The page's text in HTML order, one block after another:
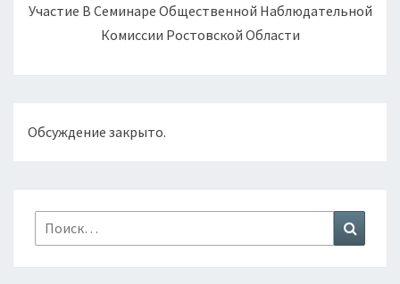
Участие В Семинаре Общественной Наблюдательной
Комиссии Ростовской Области
Обсуждение закрыто.
Найти: